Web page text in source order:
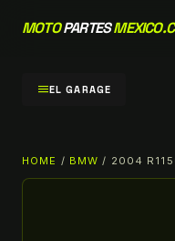
MOTOPARTES
menuEL GARAGE
HOME / BMW / 2004